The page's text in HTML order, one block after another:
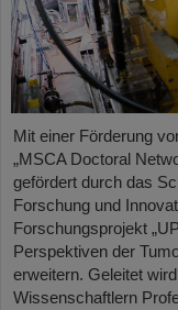
Mit einer Förderung
„MSCA Doctoral
gefördert durch das
Forschung und
Forschungsprojekt
Perspektiven der
erweitern. Geleitet
Wissenschaftlern